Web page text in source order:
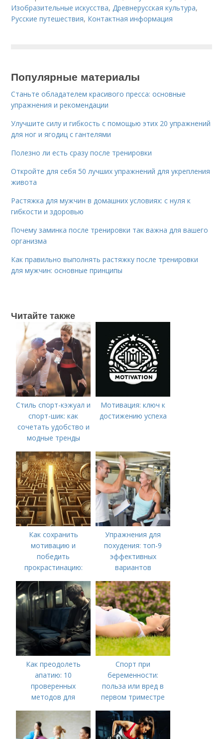
Изобразительные искусства,Древнерусская культура,
Русские путешествия, Контактная информация
Популярные материалы
Станьте обладателем красивого пресса: основные
упражнения и рекомендации
Улучшите силу и гибкость с помощью этих 20 упражнений
для ног и ягодиц с гантелями
Полезно ли есть сразу после тренировки
Откройте для себя 50 лучших упражнений для укрепления
живота
Растяжка для мужчин в домашних условиях: с нуля к
гибкости и здоровью
Почему заминка после тренировки так важна для вашего
организма
Как правильно выполнять растяжку после тренировки
для мужчин: основные принципы
Читайте также
Стиль спорт-кэжуал и
спорт-шик: как
сочетать удобство и
модные тренды
Мотивация: ключ к
достижению успеха
Как сохранить
мотивацию и
победить
прокрастинацию:
Упражнения для
похудения: топ-9
эффективных
вариантов
Как преодолеть
апатию: 10
проверенных
методов для
Спорт при
беременности:
польза или вред в
первом триместре